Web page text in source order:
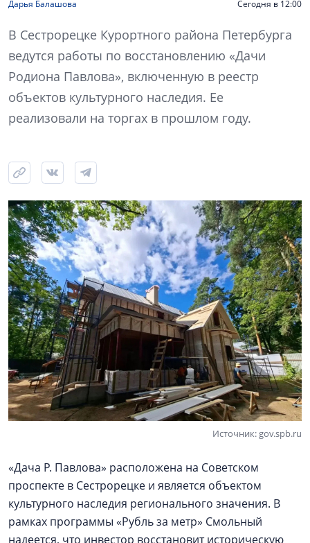
Дарья Балашова Сегодня в 12:00
В Сестрорецке Курортного района Петербурга
ведутся работы по восстановлению «Дачи
Родиона Павлова», включенную в реестр
объектов культурного наследия. Ее
реализовали на торгах в прошлом году.
Источник: gov.spb.ru
«Дача Р. Павлова» расположена на Советском
проспекте в Сестрорецке и является объектом
культурного наследия регионального значения. В
рамках программы «Рубль за метр» Смольный
надеется, что инвестор восстановит историческую